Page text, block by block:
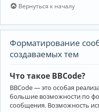
Вернуться к началу
Форматирование
создаваемых тем
Что такое BBCode?
BBCode — это особая
большие возможности по
сообщения. Возможность